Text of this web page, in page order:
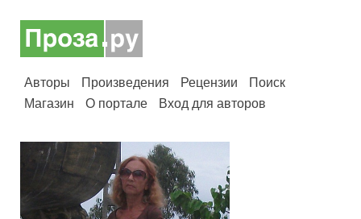
Авторы Произведения Рецензии
Поиск
Магазин
О портале Вход для авторов